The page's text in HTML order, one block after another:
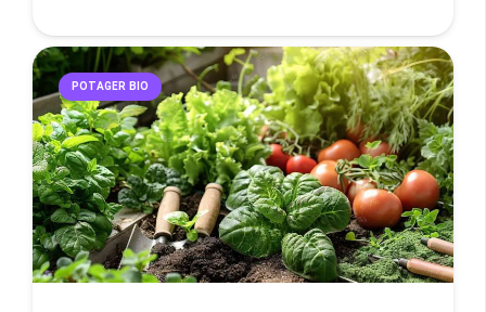
POTAGER BIO